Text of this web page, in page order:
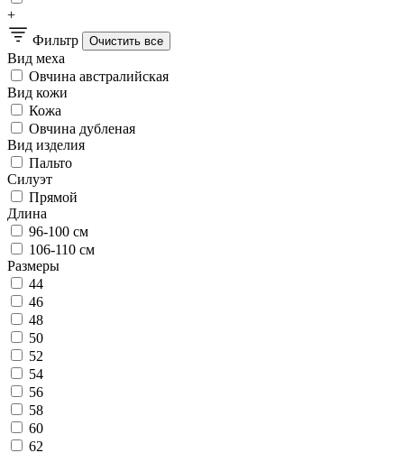
+
Фильтр
Вид меха
Овчина австралийская
Вид кожи
Кожа
Овчина дубленая
Вид изделия
Пальто
Силуэт
Прямой
Длина
96-100 см
106-110 см
Размеры
44
46
48
50
52
54
56
58
60
62